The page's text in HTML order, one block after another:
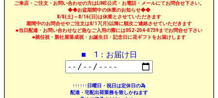
ご来店・ご注文・お問い合わせの方はLINE公式・お電話・メールにてお問合せ下さい。
◆◆お盆期間中の休業のお知らせ◆◆
8/8(土)～8/16(日)は休業とさせていただきます
期間中のお問合せやご注文は8/17(月)以降に順次ご連絡させていただきます
■当日配達・お問い合わせなど急なご入用の際には052-204-8739までお問合せ下さい
■就任祝・新社屋落成祝・お誕生日・記念日に花ギフトをお届けします
■ 1：お届け日
↑↑↑↑↑↑日曜日・祝日は定休日の為
配達・宅配出荷業務を致しかねます